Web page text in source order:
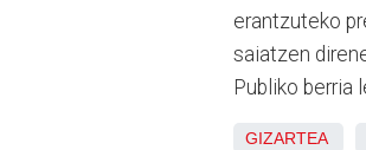
erantzuteko
saiatzen
Publiko berria
GIZARTEA